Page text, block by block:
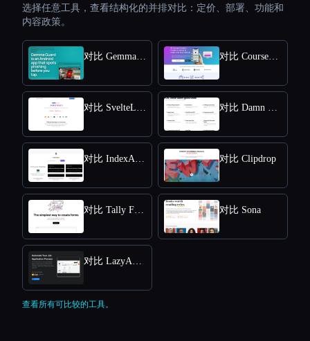
选择任意工具，查看结构化的并排对比：定价、部署、功能和
内容政策。
对比 Gemma Guard 对比 Coursebox
对比 SvelteLaunch 对比 Damn Good Tools
对比 IndexApps 对比 Clipdrop
对比 Tally Forms 对比 Sona
对比 LazyApply
查看所有可比较的工具。